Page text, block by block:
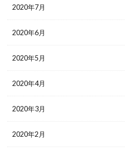
2020年7月
2020年6月
2020年5月
2020年4月
2020年3月
2020年2月